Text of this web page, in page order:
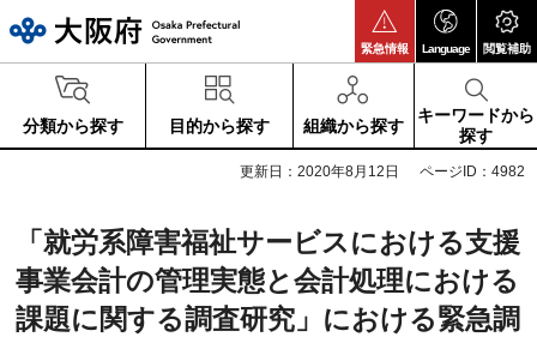
緊急情報 Language 閲覧補助
分類から探す 目的から探す 組織から探す
キーワードから
探す
更新日：2020年8月12日 ページID：4982
「就労系障害福祉サービスにおける支援
事業会計の管理実態と会計処理における
課題に関する調査研究」における緊急調